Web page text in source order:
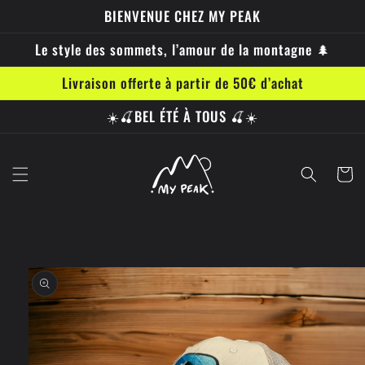
contenu
BIENVENUE CHEZ MY PEAK
Le style des sommets, l’amour de la montagne 🌲
Livraison offerte à partir de 50€ d’achat
☀️🍒BEL ÉTÉ À TOUS 🍒☀️
Panier
produits